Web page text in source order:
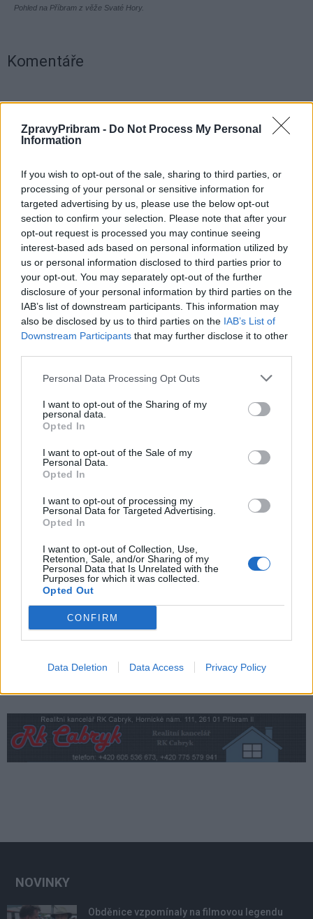
ZpravyPribram - Do Not Process My Personal
Information
If you wish to opt-out of the sale, sharing to third parties, or
processing of your personal or sensitive information for
targeted advertising by us, please use the below opt-out
section to confirm your selection. Please note that after your
opt-out request is processed you may continue seeing
interest-based ads based on personal information utilized by
us or personal information disclosed to third parties prior to
your opt-out. You may separately opt-out of the further
disclosure of your personal information by third parties on the
IAB’s list of downstream participants. This information may
also be disclosed by us to third parties on the IAB’s List of
Downstream Participants that may further disclose it to other
Personal Data Processing Opt Outs
I want to opt-out of the Sharing of my
personal data.
Opted In
I want to opt-out of the Sale of my
Personal Data.
Opted In
I want to opt-out of processing my
Personal Data for Targeted Advertising.
Opted In
I want to opt-out of Collection, Use,
Retention, Sale, and/or Sharing of my
Personal Data that Is Unrelated with the
Purposes for which it was collected.
Opted Out
CONFIRM
Data Deletion Data Access Privacy Policy
Pohled na Příbram z věže Svaté Hory.
Komentáře
Svatá Hora
věž
Předchozí článek
Hasiči v Bubovicích slavili 95 let
sboru
Následující článek
Zloději nepohrdli ani montérkami
nebo krémem na ruce
SOUVISEJÍCÍ ČLÁNKY
VÍCE OD AUTORA
Zpravodajství
Většina koupališť na Příbramsku nabízí
výborné podmínky. Horší voda je jen na
Živohošti
Zpravodajství
Příbram modernizuje parkovací automaty.
Přibudou i tři nové poblíž Svaté Hory
Zpravodajství
Středočeský kraj upravil pravidla soutěže.
Obce nově získají body i za předcházení
vzniku odpadu
NOVINKY
Obděnice vzpomínaly na filmovou legendu